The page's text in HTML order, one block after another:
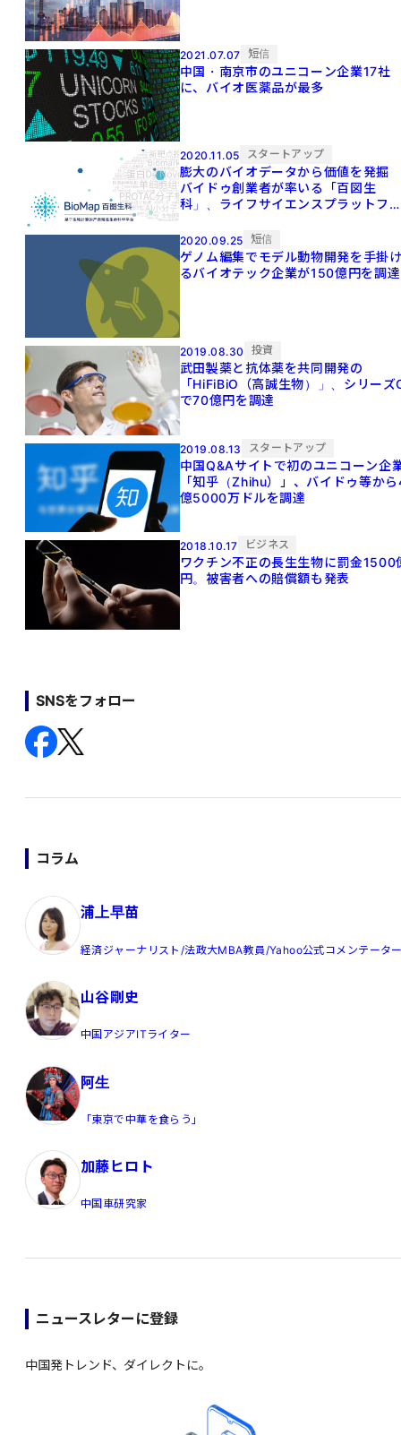
2021.07.07 短信
中国・南京市のユニコーン企業17社
に、バイオ医薬品が最多
2020.11.05 スタートアップ
膨大のバイオデータから価値を発
バイドゥ創業者が率いる「百図生
科」、ライフサイエンスプラットフ
2020.09.25 短信
ゲノム編集でモデル動物開発を手掛
るバイオテック企業が150億円を調達
2019.08.30 投資
武田製薬と抗体薬を共同開発の
「HiFiBiO（高誠生物）」、シリーズ
で70億円を調達
2019.08.13 スタートアップ
中国Q&Aサイトで初のユニコーン企
「知乎（Zhihu）」、バイドゥ等か
億5000万ドルを調達
2018.10.17 ビジネス
ワクチン不正の長生生物に罰金1500
円。被害者への賠償額も発表
SNSをフォロー
コラム
浦上早苗
経済ジャーナリスト/法政大MBA教員/Yahoo公式コメンテータ
山谷剛史
中国アジアITライター
阿生
「東京で中華を食らう」
加藤ヒロト
中国車研究家
ニュースレターに登録
中国発トレンド、ダイレクトに。